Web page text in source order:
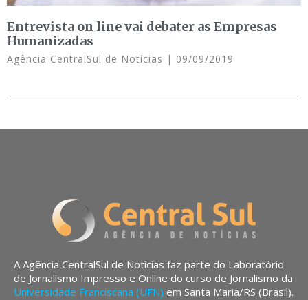
Entrevista on line vai debater as Empresas
Humanizadas
Agência CentralSul de Notícias 09/09/2019
A Agência CentralSul de Notícias faz parte do Laboratório
de Jornalismo Impresso e Online do curso de Jornalismo da
Universidade Franciscana (UFN) em Santa Maria/RS (Brasil).